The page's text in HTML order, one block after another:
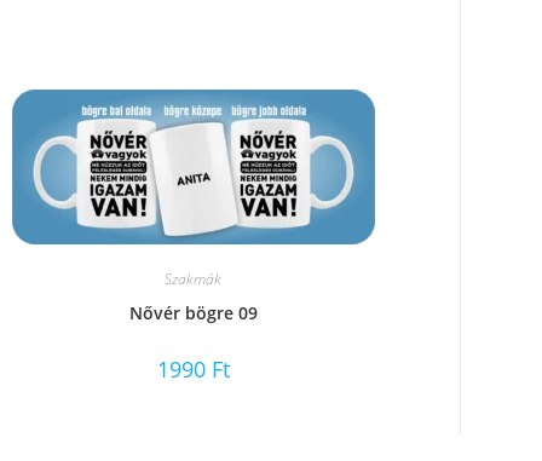
Szakmák
Nővér bögre 09
1990 Ft